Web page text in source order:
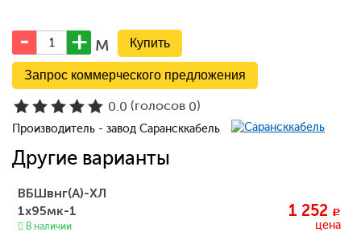
м
Запрос коммерческого предложения
0.0 (голосов 0)
Производитель - завод Сарансккабель
Другие варианты
ВБШвнг(А)-ХЛ
1х95мк-1
В наличии
1 252 c
цена